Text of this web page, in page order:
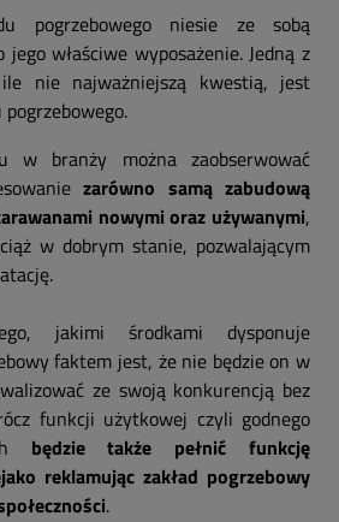
pogrzebowego niesie ze sobą
jego właściwe wyposażenie. Jedną z
nie najważniejszą kwestią, jest
w branży można zaobserwować
zarówno samą zabudową
nowymi oraz używanymi,
w dobrym stanie, pozwalającym
jakimi środkami dysponuje
faktem jest, że nie będzie on w
ze swoją konkurencją bez
funkcji użytkowej czyli godnego
będzie także pełnić funkcję
reklamując zakład pogrzebowy
.